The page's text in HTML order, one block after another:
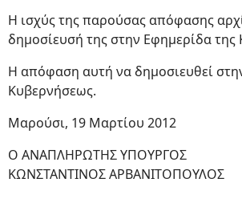
Η ισχύς της παρούσας απόφασης
δημοσίευσή της στην Εφημερίδα
Η απόφαση αυτή να δημοσιευθεί
Κυβερνήσεως.
Μαρούσι, 19 Μαρτίου 2012
Ο ΑΝΑΠΛΗΡΩΤΗΣ ΥΠΟΥΡΓΟΣ
ΚΩΝΣΤΑΝΤΙΝΟΣ ΑΡΒΑΝΙΤΟΠΟΥΛΟΣ